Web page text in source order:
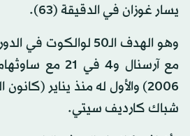
يسار غوزان في الدقيقة (63).
شباك كارديف سيتي.